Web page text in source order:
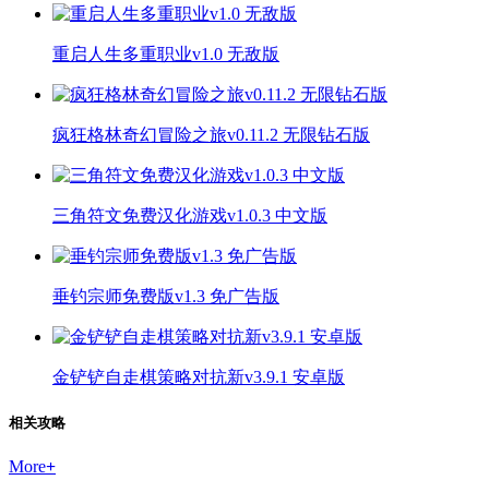
重启人生多重职业v1.0 无敌版
疯狂格林奇幻冒险之旅v0.11.2 无限钻石版
三角符文免费汉化游戏v1.0.3 中文版
垂钓宗师免费版v1.3 免广告版
金铲铲自走棋策略对抗新v3.9.1 安卓版
相关攻略
More+